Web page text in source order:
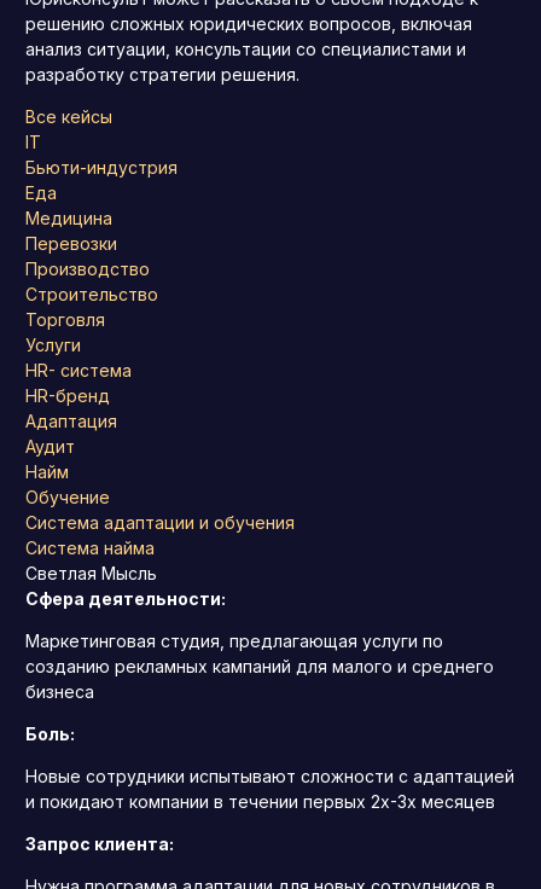
решению сложных юридических вопросов, включая
анализ ситуации, консультации со специалистами и
разработку стратегии решения.
Все кейсы
IT
Бьюти-индустрия
Еда
Медицина
Перевозки
Производство
Строительство
Торговля
Услуги
HR- система
HR-бренд
Адаптация
Аудит
Найм
Обучение
Система адаптации и обучения
Система найма
Светлая Мысль
Сфера деятельности:
Маркетинговая студия, предлагающая услуги по
созданию рекламных кампаний для малого и среднего
бизнеса
Боль:
Новые сотрудники испытывают сложности с адаптацией
и покидают компании в течении первых 2х-3х месяцев
Запрос клиента: